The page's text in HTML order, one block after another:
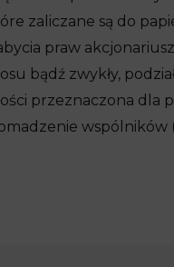
zaliczane są do
praw
bądź zwykły,
przeznaczona dla